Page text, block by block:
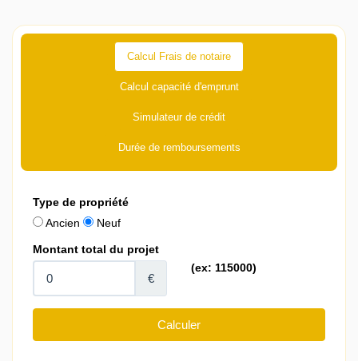
Calcul Frais de notaire
Calcul capacité d'emprunt
Simulateur de crédit
Durée de remboursements